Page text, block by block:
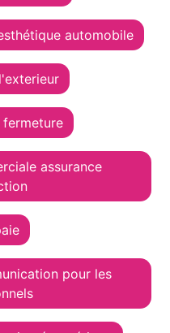
automobile
fermeture
assurance
pour les